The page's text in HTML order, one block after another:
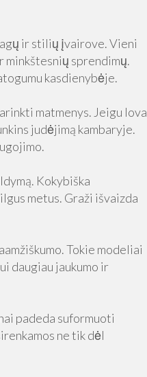
ir stilių įvairove. Vieni
sprendimų.
kasdienybėje.
matmenys. Jeigu lova
judėjimą kambaryje.
Kokybiška
metus. Graži išvaizda
Tokie modeliai
daugiau jaukumo ir
padeda suformuoti
ne tik dėl